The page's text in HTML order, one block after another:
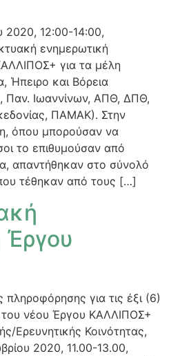
2020, 12:00-14:00,
ενημερωτική
για τα μέλη
Ήπειρο και Βόρεια
Παν. Ιωαννίνων, ΑΠΘ, ΔΠΘ,
ΠΑΜΑΚ). Στην
όπου μπορούσαν να
το επιθυμούσαν από
απαντήθηκαν στο σύνολό
τέθηκαν από τους […]
Έργου
πληροφόρησης για τις έξι (6)
νέου Έργου ΚΑΛΛΙΠΟΣ+
Ερευνητικής Κοινότητας,
2020, 11.00-13.00,